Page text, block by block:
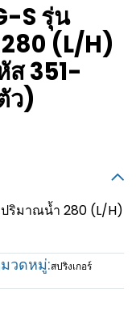
S รุ่น
(L/H)
ส 351-
ว)
ปริมาณน้ำ 280 (L/H)
วดหมู่:สปริงเกอร์